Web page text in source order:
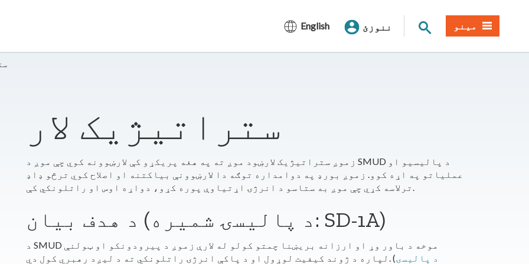
English ننوزئ د سایټ لټون
مینو
​ستراتیژیک لار
زموږ ستراتیژیک لارښود موږ ته په هغه پریکړو کې لارښوونه کوي چې موږ د SMUD د پالیسیو او
عملیاتو په اړه کوو. زموږ بورډ په دوامداره توګه دا لارښوونې بیاکتنه او اصلاح کوي ترڅو ډاډ
ترلاسه کړي چې موږ به ستاسو د انرژۍ اړتیاوې پوره کړو، دواړه اوس او راتلونکي کې.
د هدف بیان (د پالیسۍ شمیره: SD-1A)
د SMUD موخه د باور وړ او ارزانه بریښنا چمتو کولو له لارې زموږ د پیرودونکو او ټولنې
لپاره د ژوند کیفیت لوړول او د پاکې انرژۍ راتلونکي ته د لیږد رهبري کول دي. (د پالیسۍ